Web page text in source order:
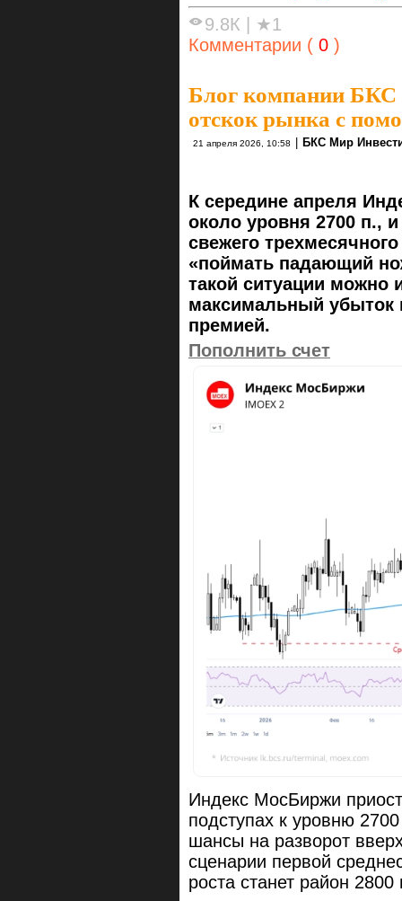
9.8К
★1
Комментарии ( 0 )
Блог компании БКС
отскок рынка с
21 апреля 2026, 10:58 БКС Мир
К середине апреля
около уровня 2700 п.,
свежего
«поймать падающий
такой ситуации можно
максимальный убыток
премией.
Пополнить счет
Индекс МосБиржи
подступах к уровню
шансы на разворот
сценарии первой
роста станет район 2800